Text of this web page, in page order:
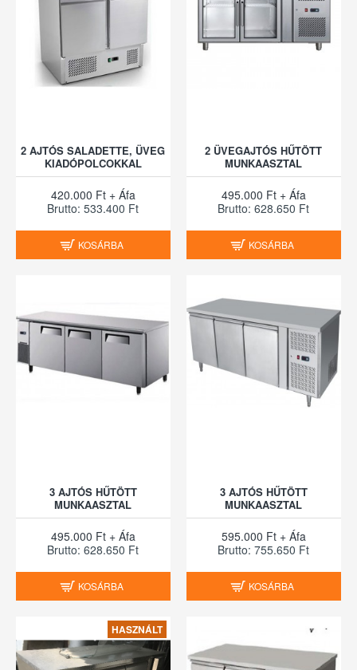
2 AJTÓS SALADETTE, ÜVEG
KIADÓPOLCOKKAL
420.000 Ft + Áfa
Brutto: 533.400 Ft
KOSÁRBA
2 ÜVEGAJTÓS HŰTÖTT
MUNKAASZTAL
495.000 Ft + Áfa
Brutto: 628.650 Ft
KOSÁRBA
3 AJTÓS HŰTÖTT
MUNKAASZTAL
495.000 Ft + Áfa
Brutto: 628.650 Ft
KOSÁRBA
3 AJTÓS HŰTÖTT
MUNKAASZTAL
595.000 Ft + Áfa
Brutto: 755.650 Ft
KOSÁRBA
HASZNÁLT